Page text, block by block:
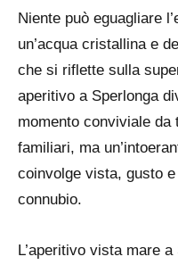
Niente può eguagliare
un’acqua cristallina e
che si riflette sulla
aperitivo a Sperlonga
momento conviviale
familiari, ma
coinvolge vista, gusto
connubio.
L’aperitivo vista mare